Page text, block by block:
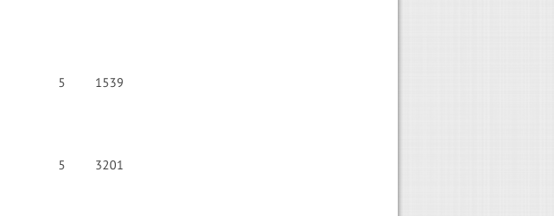
5 1539
5 3201